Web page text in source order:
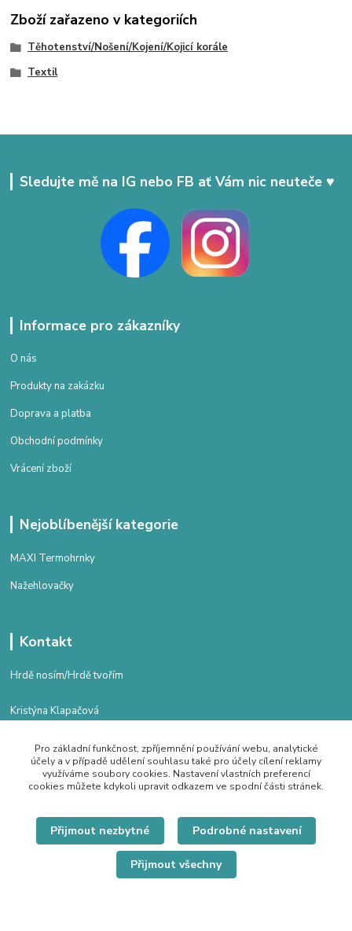
Zboží zařazeno v kategoriích
Těhotenství/Nošení/Kojení/Kojicí korále
Textil
Sledujte mě na IG nebo FB ať Vám nic neuteče ♥
Informace pro zákazníky
O nás
Produkty na zakázku
Doprava a platba
Obchodní podmínky
Vrácení zboží
Nejoblíbenější kategorie
MAXI Termohrnky
Nažehlovačky
Kontakt
Hrdě nosím/Hrdě tvořím
Kristýna Klapačová
Po - Pá 8.00 - 16.00
kristyna.klapacova@email.cz
Pro základní funkčnost, zpříjemnění používání webu, analytické
účely a v případě udělení souhlasu také pro účely cílení reklamy
využíváme soubory cookies. Nastavení vlastních preferencí
cookies můžete kdykoli upravit odkazem ve spodní části stránek.
Přijmout nezbytné Podrobné nastavení
Přijmout všechny